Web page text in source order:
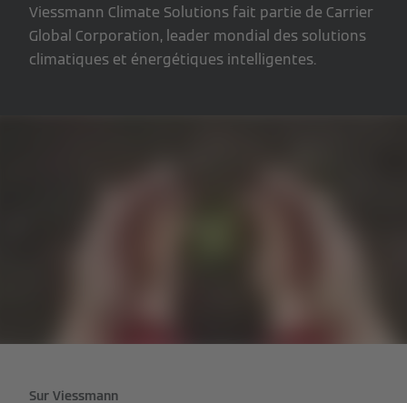
Viessmann Climate Solutions fait partie de Carrier
Global Corporation, leader mondial des solutions
climatiques et énergétiques intelligentes.
Sur Viessmann